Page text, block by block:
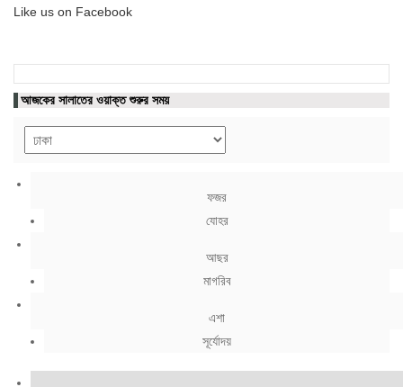
Like us on Facebook
আজকের সালাতের ওয়াক্ত শুরুর সময়
ফজর
যোহর
আছর
মাগরিব
এশা
সূর্যোদয়